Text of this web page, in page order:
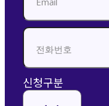
신청구분